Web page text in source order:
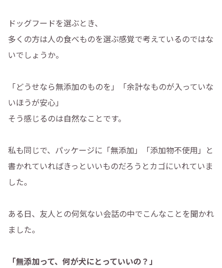
ドッグフードを選ぶとき、
多くの方は人の食べものを選ぶ感覚で考えているのではな
いでしょうか。
「どうせなら無添加のものを」「余計なものが入っていな
いほうが安心」
そう感じるのは自然なことです。
私も同じで、パッケージに「無添加」「添加物不使用」と
書かれていればきっといいものだろうとカゴにいれていま
した。
ある日、友人との何気ない会話の中でこんなことを聞かれ
ました。
「無添加って、何が犬にとっていいの？」